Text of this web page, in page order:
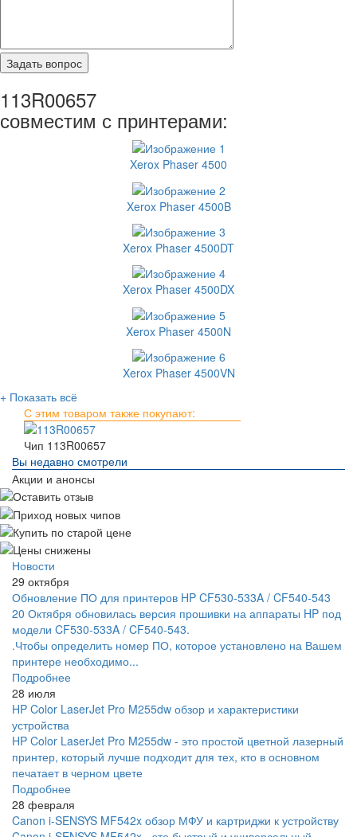
113R00657
совместим с принтерами:
Xerox Phaser 4500
Xerox Phaser 4500B
Xerox Phaser 4500DT
Xerox Phaser 4500DX
Xerox Phaser 4500N
Xerox Phaser 4500VN
+ Показать всё
С этим товаром также покупают:
Чип 113R00657
Вы недавно смотрели
Акции и анонсы
Новости
29 октября
Обновление ПО для принтеров HP CF530-533A / CF540-543
20 Октября обновилась версия прошивки на аппараты HP под
модели CF530-533A / CF540-543.
.Чтобы определить номер ПО, которое установлено на Вашем
принтере необходимо...
Подробнее
28 июля
HP Color LaserJet Pro M255dw обзор и характеристики
устройства
HP Color LaserJet Pro M255dw - это простой цветной лазерный
принтер, который лучше подходит для тех, кто в основном
печатает в черном цвете
Подробнее
28 февраля
Canon i-SENSYS MF542x обзор МФУ и картриджи к устройству